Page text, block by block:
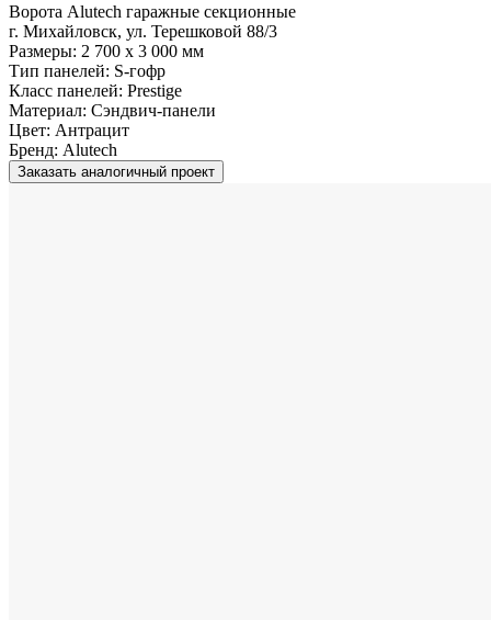
Ворота Alutech гаражные секционные
г. Михайловск, ул. Терешковой 88/3
Размеры: 2 700 x 3 000 мм
Тип панелей: S-гофр
Класс панелей: Prestige
Материал: Сэндвич-панели
Цвет: Антрацит
Бренд: Alutech
Заказать аналогичный проект